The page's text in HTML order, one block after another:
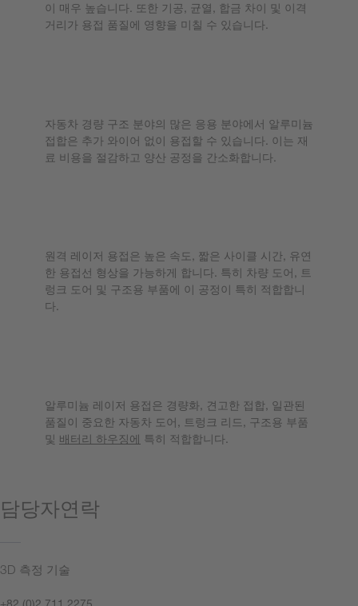
이 매우 높습니다. 또한 기공, 균열, 합금 차이 및 이격
거리가 용접 품질에 영향을 미칠 수 있습니다.
자동차 경량 구조 분야의 많은 응용 분야에서 알루미늄
접합은 추가 와이어 없이 용접할 수 있습니다. 이는 재
료 비용을 절감하고 양산 공정을 간소화합니다.
원격 레이저 용접은 높은 속도, 짧은 사이클 시간, 유연
한 용접선 형상을 가능하게 합니다. 특히 차량 도어, 트
렁크 도어 및 구조용 부품에 이 공정이 특히 적합합니
다.
알루미늄 레이저 용접은 경량화, 견고한 접합, 일관된
품질이 중요한 자동차 도어, 트렁크 리드, 구조용 부품
및 배터리 하우징에 특히 적합합니다.
담당자연락
3D 측정 기술